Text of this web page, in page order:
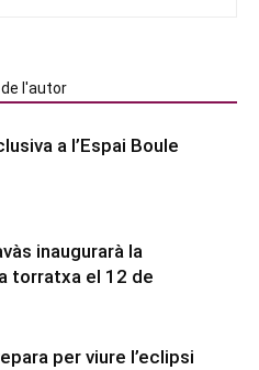
l'autor
a l’Espai Boule
inaugurarà la
torratxa el 12 de
per viure l’eclipsi